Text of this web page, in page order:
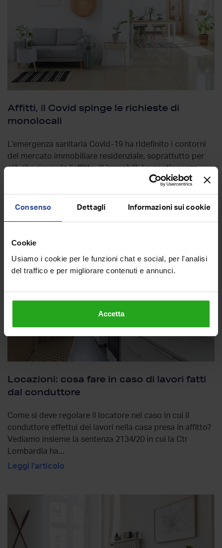
Consenso Dettagli Informazioni sui cookie
Cookie
Usiamo i cookie per le funzioni chat e social, per l'analisi
del traffico e per migliorare contenuti e annunci.
Accetta
Affitti, il Covid spinge le richieste di
monolocali
L’emergenza sanitaria Covid-19 ha ridefinito i contorni
del mercato immobiliare residenziale, soprattutto per
ciò che riguarda l’affitto di immobili. Le contingenze
Leggi l'articolo
Locazioni: cosa fare in caso di lavori fatti
dal conduttore
Come si deve regolare il locatore nel caso in cui il
conduttore effettui dei lavori nella casa presa in affitto?
Vediamo insieme la sentenza 2134/20 in cui la Ctr
Lombardia ha...
Leggi l'articolo